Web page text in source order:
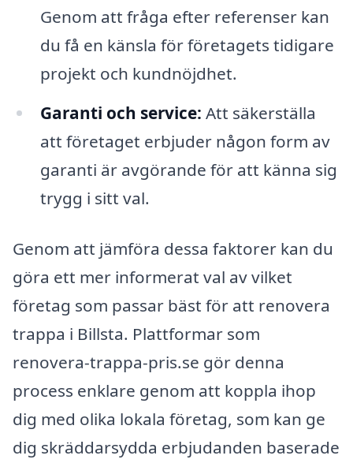
Genom att fråga efter referenser kan
du få en känsla för företagets tidigare
projekt och kundnöjdhet.
Garanti och service: Att säkerställa
att företaget erbjuder någon form av
garanti är avgörande för att känna sig
trygg i sitt val.
Genom att jämföra dessa faktorer kan du
göra ett mer informerat val av vilket
företag som passar bäst för att renovera
trappa i Billsta. Plattformar som
renovera-trappa-pris.se gör denna
process enklare genom att koppla ihop
dig med olika lokala företag, som kan ge
dig skräddarsydda erbjudanden baserade